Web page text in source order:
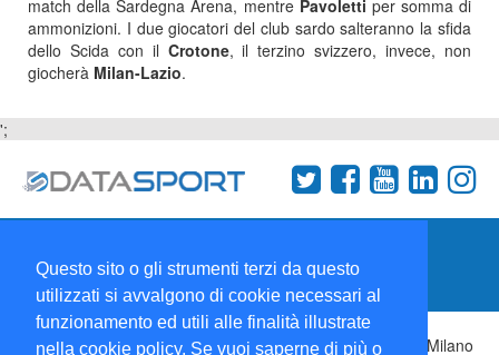
Questo sito o gli strumenti terzi da questo
utilizzati si avvalgono di cookie necessari al
funzionamento ed utili alle finalità illustrate
nella cookie policy. Se vuoi saperne di più o
match della Sardegna Arena, mentre Pavoletti per somma di
ammonizioni. I due giocatori del club sardo salteranno la sfida
dello Scida con il Crotone, il terzino svizzero, invece, non
giocherà Milan-Lazio.
';
Collabora con noi
Copyright 1995-2026 © Wise Srl Via Palmanova 8 20132 Milano